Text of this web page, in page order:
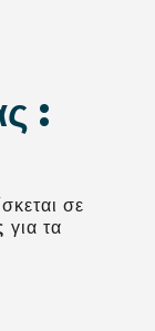
:
σε
για τα